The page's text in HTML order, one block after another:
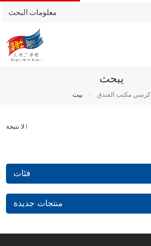
يبحث
بيت / كرسي مكتب الفندق
لا نتيجة !
فئات
منتجات جديدة